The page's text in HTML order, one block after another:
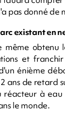
pas donné de
existant en
même obtenu
et
énième
ans de retard
réacteur à eau
le monde.